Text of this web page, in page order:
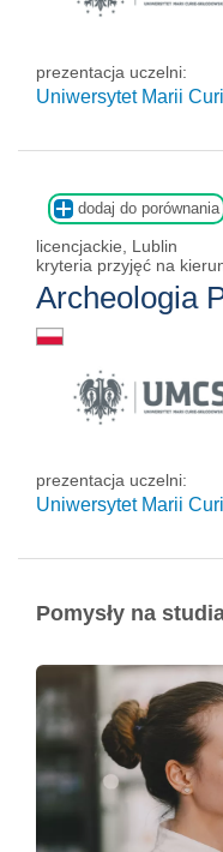
prezentacja uczelni:
Uniwersytet Marii
dodaj do porównania
licencjackie, Lublin
kryteria przyjęć na
Archeologia
prezentacja uczelni:
Uniwersytet Marii
Pomysły na